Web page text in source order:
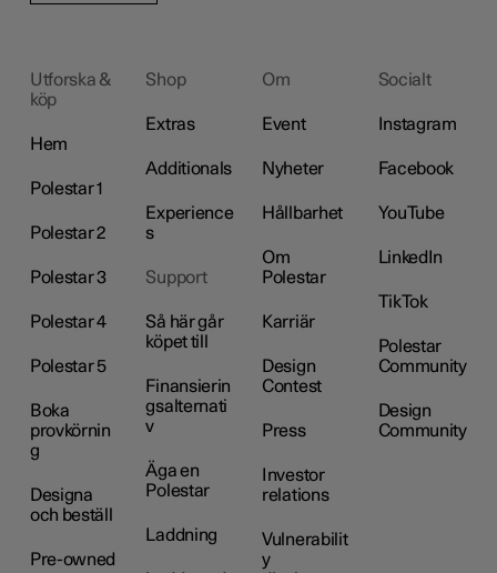
Utforska &
köp
Hem
Polestar 1
Polestar 2
Polestar 3
Polestar 4
Polestar 5
Boka
provkörnin
g
Designa
och beställ
Pre-owned
Shop
Extras
Additionals
Experience
s
Support
Så här går
köpet till
Finansierin
gsalternati
v
Äga en
Polestar
Laddning
Om
Event
Nyheter
Hållbarhet
Om
Polestar
Karriär
Design
Contest
Press
Investor
relations
Vulnerabilit
y
Socialt
Instagram
Facebook
YouTube
LinkedIn
TikTok
Polestar
Community
Design
Community